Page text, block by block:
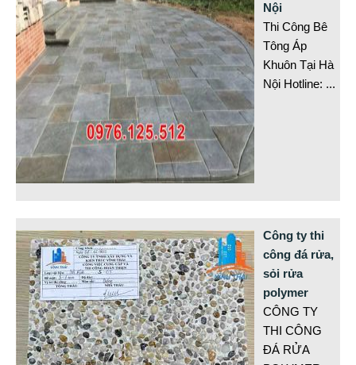
Nội
Thi Công Bê
Tông Áp
Khuôn Tại Hà
Nội Hotline: ...
Công ty thi
công đá rửa,
sỏi rửa
polymer
CÔNG TY
THI CÔNG
ĐÁ RỬA